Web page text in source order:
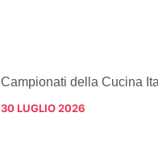
Campionati della Cucina
30 LUGLIO 2026